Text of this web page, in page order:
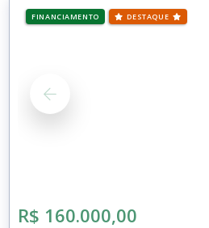
FINANCIAMENTO DESTAQUE
R$ 160.000,00